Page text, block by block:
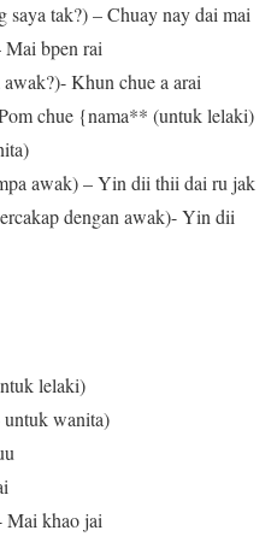
saya tak?) – Chuay nay dai mai
Mai bpen rai
Khun chue a arai
chue {nama** (untuk lelaki)
awak) – Yin dii thii dai ru jak
dengan awak)- Yin dii
lelaki)
untuk wanita)
Mai khao jai